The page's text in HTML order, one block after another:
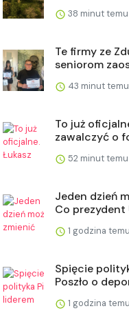
38 minut temu
Te firmy ze
seniorom
43 minut temu
To już
zawalczyć o
52 minut temu
Jeden dzień
Co prezydent
1 godzina temu
Spięcie
Poszło o
1 godzina temu